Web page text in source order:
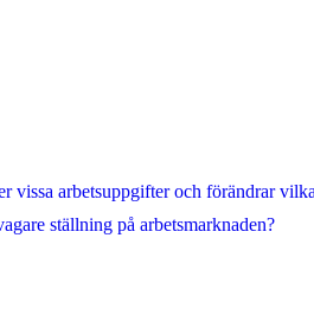
arbetsuppgifter och förändrar
ställning på arbetsmarknaden?